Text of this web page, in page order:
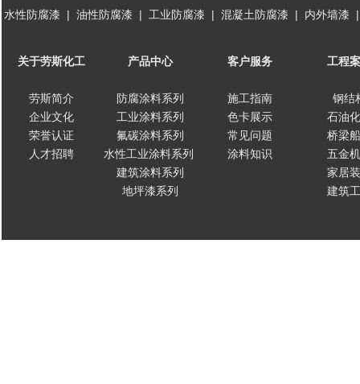
水性防腐漆 | 油性防腐漆 | 工业防腐漆 | 混凝土防腐漆 | 内外墙漆
关于劳斯化工
劳斯简介
企业文化
荣誉认证
人才招聘
产品中心
防腐涂料系列
工业涂料系列
氟碳涂料系列
水性工业涂料系列
建筑涂料系列
地坪漆系列
客户服务
施工指南
色卡展示
常见问题
涂料知识
工程
钢结
石油
桥梁
五金
家居
建筑